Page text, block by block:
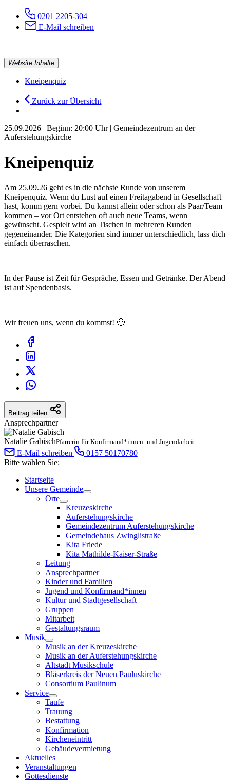
0201 2205-304
E-Mail schreiben
Website Inhalte
Kneipenquiz
Zurück zur Übersicht
25.09.2026 | Beginn: 20:00 Uhr | Gemeindezentrum an der
Auferstehungskirche
Kneipenquiz
Am 25.09.26 geht es in die nächste Runde von unserem
Kneipenquiz. Wenn du Lust auf einen Freitagabend in Gesellschaft
hast, komm gern vorbei. Du kannst allein oder schon als Paar/Team
kommen – vor Ort entstehen oft auch neue Teams, wenn
gewünscht. Gespielt wird an Tischen in mehreren Runden
gegeneinander. Die Kategorien sind immer unterschiedlich, lass dich
einfach überraschen.
In der Pause ist Zeit für Gespräche, Essen und Getränke. Der Abend
ist auf Spendenbasis.
Wir freuen uns, wenn du kommst! 🙂
Beitrag teilen
Ansprechpartner
Natalie GabischPfarrerin für Konfirmand*innen- und Jugendarbeit
E-Mail schreiben
0157 50170780
Bitte wählen Sie:
Startseite
Unsere Gemeinde
Orte
Kreuzeskirche
Auferstehungskirche
Gemeindezentrum Auferstehungskirche
Gemeindehaus Zwinglistraße
Kita Friede
Kita Mathilde-Kaiser-Straße
Leitung
Ansprechpartner
Kinder und Familien
Jugend und Konfirmand*innen
Kultur und Stadtgesellschaft
Gruppen
Mitarbeit
Gestaltungsraum
Musik
Musik an der Kreuzeskirche
Musik an der Auferstehungskirche
Altstadt Musikschule
Bläserkreis der Neuen Pauluskirche
Consortium Paulinum
Service
Taufe
Trauung
Bestattung
Konfirmation
Kircheneintritt
Gebäudevermietung
Aktuelles
Veranstaltungen
Gottesdienste